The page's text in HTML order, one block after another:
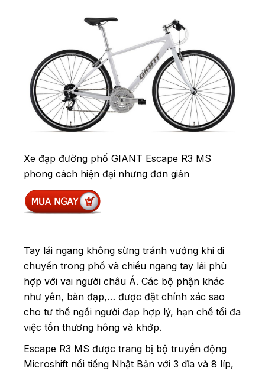
Xe đạp đường phố GIANT Escape R3 MS
phong cách hiện đại nhưng đơn giản
Tay lái ngang không sừng tránh vướng khi di
chuyển trong phố và chiều ngang tay lái phù
hợp với vai người châu Á. Các bộ phận khác
như yên, bàn đạp,… được đặt chính xác sao
cho tư thế ngồi người đạp hợp lý, hạn chế tối đa
việc tổn thương hông và khớp.
Escape R3 MS được trang bị bộ truyền động
Microshift nổi tiếng Nhật Bản với 3 dĩa và 8 líp,